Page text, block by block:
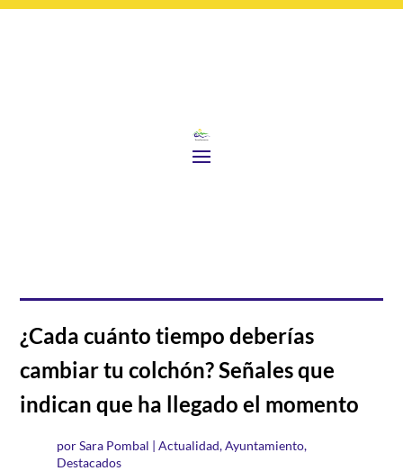
¿Cada cuánto tiempo deberías
cambiar tu colchón? Señales que
indican que ha llegado el momento
porSara Pombal | Actualidad,Ayuntamiento,
Destacados